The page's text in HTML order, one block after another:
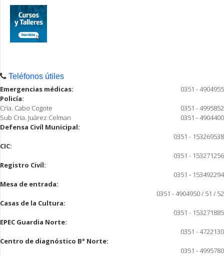
Teléfonos útiles
Emergencias médicas:
0351 - 4904955
Policía:
Cria. Cabo Cogote
0351 - 4995852
Sub Cria. Juárez Celman
0351 - 4904400
Defensa Civíl Municipal:
0351 - 153269538
CIC:
0351 - 153271256
Registro Civíl:
0351 - 153492294
Mesa de entrada:
0351 - 4904950 / 51 / 52
Casas de la Cultura:
0351 - 153271885
EPEC Guardia Norte:
0351 - 4722130
Centro de diagnóstico B° Norte:
0351 - 4995780